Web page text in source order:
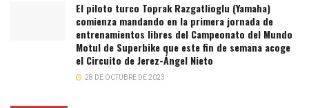
El piloto turco Toprak Razgatlioglu (Yamaha)
comienza mandando en la primera jornada de
entrenamientos libres del Campeonato del Mundo
Motul de Superbike que este fin de semana acoge
el Circuito de Jerez-Ángel Nieto
28 DE OCTUBRE DE 2023